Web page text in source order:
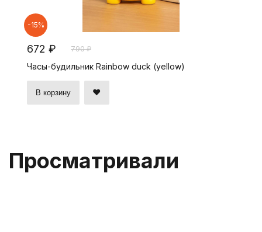
-15%
672 ₽ 790 ₽
Часы-будильник Rainbow duck (yellow)
В корзину
Просматривали